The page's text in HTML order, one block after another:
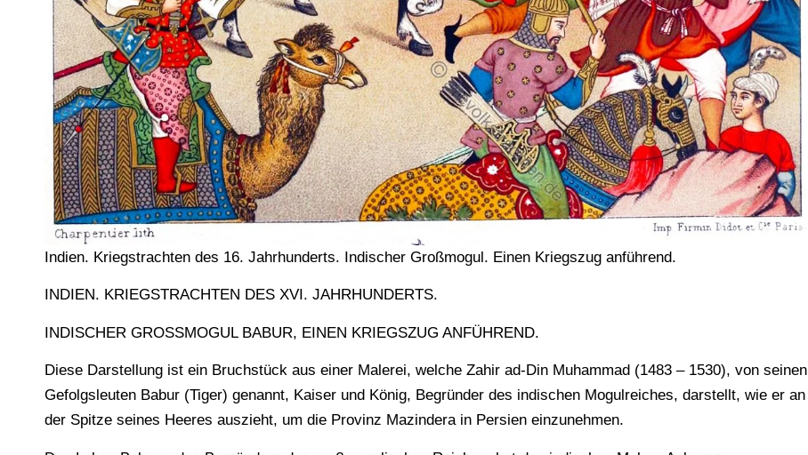
Indien. Kriegstrachten des 16. Jahrhunderts. Indischer Großmogul. Einen Kriegszug anführend.
INDIEN. KRIEGSTRACHTEN DES XVI. JAHRHUNDERTS.
INDISCHER GROSSMOGUL BABUR, EINEN KRIEGSZUG ANFÜHREND.
Diese Darstellung ist ein Bruchstück aus einer Malerei, welche Zahir ad-Din Muhammad (1483 – 1530), von seinen
Gefolgsleuten Babur (Tiger) genannt, Kaiser und König, Begründer des indischen Mogulreiches, darstellt, wie er an
der Spitze seines Heeres auszieht, um die Provinz Mazindera in Persien einzunehmen.